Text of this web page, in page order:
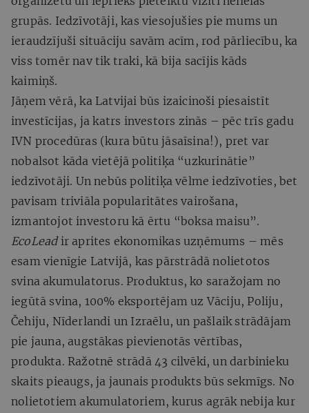
grupās. Iedzīvotāji, kas viesojušies pie mums un
ieraudzījuši situāciju savām acīm, rod pārliecību, ka
viss tomēr nav tik traki, kā bija sacījis kāds
kaimiņš.
Jāņem vērā, ka Latvijai būs izaicinoši piesaistīt
investīcijas, ja katrs investors zinās – pēc trīs gadu
IVN procedūras (kura būtu jāsaīsina!), pret var
nobalsot kāda vietējā politiķa “uzkurinātie”
iedzīvotāji. Un nebūs politiķa vēlme iedzīvoties, bet
pavisam triviāla popularitātes vairošana,
izmantojot investoru kā ērtu “boksa maisu”.
EcoLeadir aprites ekonomikas uzņēmums – mēs
esam vienīgie Latvijā, kas pārstrādā nolietotos
svina akumulatorus. Produktus, ko saražojam no
iegūtā svina, 100% eksportējam uz Vāciju, Poliju,
Čehiju, Nīderlandi un Izraēlu, un pašlaik strādājam
pie jauna, augstākas pievienotās vērtības,
produkta. Ražotnē strādā 43 cilvēki, un darbinieku
skaits pieaugs, ja jaunais produkts būs sekmīgs. No
nolietotiem akumulatoriem, kurus agrāk nebija kur